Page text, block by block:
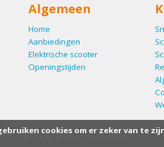
Algemeen
Home
Aanbiedingen
Elektrische scooter
Openingstijden
cookies om er zeker van te